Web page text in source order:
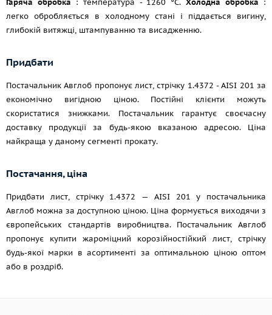
Гаряча обробка : температура - 1260 °C.Холодна обробка :
легко обробляється в холодному стані і піддається вигину,
глибокій витяжці, штампуванню та висадженню.
Придбати
Постачальник Авглоб пропонує лист, стрічку 1.4372 - AISI 201 за
економічно вигідною ціною. Постійні клієнти можуть
скористатися знижками. Постачальник гарантує своєчасну
доставку продукції за будь-якою вказаною адресою. Ціна
найкраща у даному сегменті прокату.
Постачання, ціна
Придбати лист, стрічку 1.4372 — AISI 201 у постачальника
Авглоб можна за доступною ціною. Ціна формується виходячи з
європейських стандартів виробництва. Постачальник Авглоб
пропонує купити жароміцний корозійностійкий лист, стрічку
будь-якої марки в асортименті за оптимальною ціною оптом
або в роздріб.